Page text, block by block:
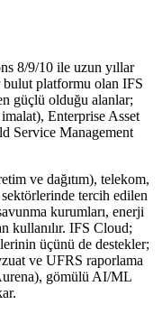
8/9/10 ile uzun yıllar
bulut platformu olan IFS
güçlü olduğu alanlar;
Enterprise Asset
Service Management
ve dağıtım), telekom,
tercih edilen
kurumları, enerji
kullanılır. IFS Cloud;
üçünü de destekler;
ve UFRS raporlama
gömülü AI/ML